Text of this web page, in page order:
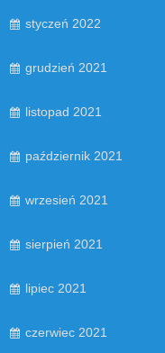
styczeń 2022
grudzień 2021
listopad 2021
październik 2021
wrzesień 2021
sierpień 2021
lipiec 2021
czerwiec 2021